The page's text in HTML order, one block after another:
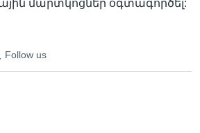
մարտկոցներ օգտագործել:
Follow us